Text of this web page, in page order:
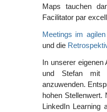
Maps tauchen
Facilitator par
Meetings im agilen
und die
In unserer
und Stefan mit
anzuwenden.
hohen Stellenwert.
LinkedIn Learning